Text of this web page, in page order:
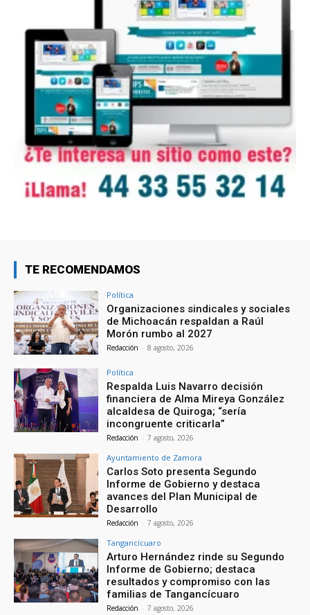
TE RECOMENDAMOS
Política
Organizaciones sindicales y sociales
de Michoacán respaldan a Raúl
Morón rumbo al 2027
Redacción - 8 agosto, 2026
Política
Respalda Luis Navarro decisión
financiera de Alma Mireya González
alcaldesa de Quiroga; “sería
incongruente criticarla”
Redacción - 7 agosto, 2026
Ayuntamiento de Zamora
Carlos Soto presenta Segundo
Informe de Gobierno y destaca
avances del Plan Municipal de
Desarrollo
Redacción - 7 agosto, 2026
Tangancícuaro
Arturo Hernández rinde su Segundo
Informe de Gobierno; destaca
resultados y compromiso con las
familias de Tangancícuaro
Redacción - 7 agosto, 2026